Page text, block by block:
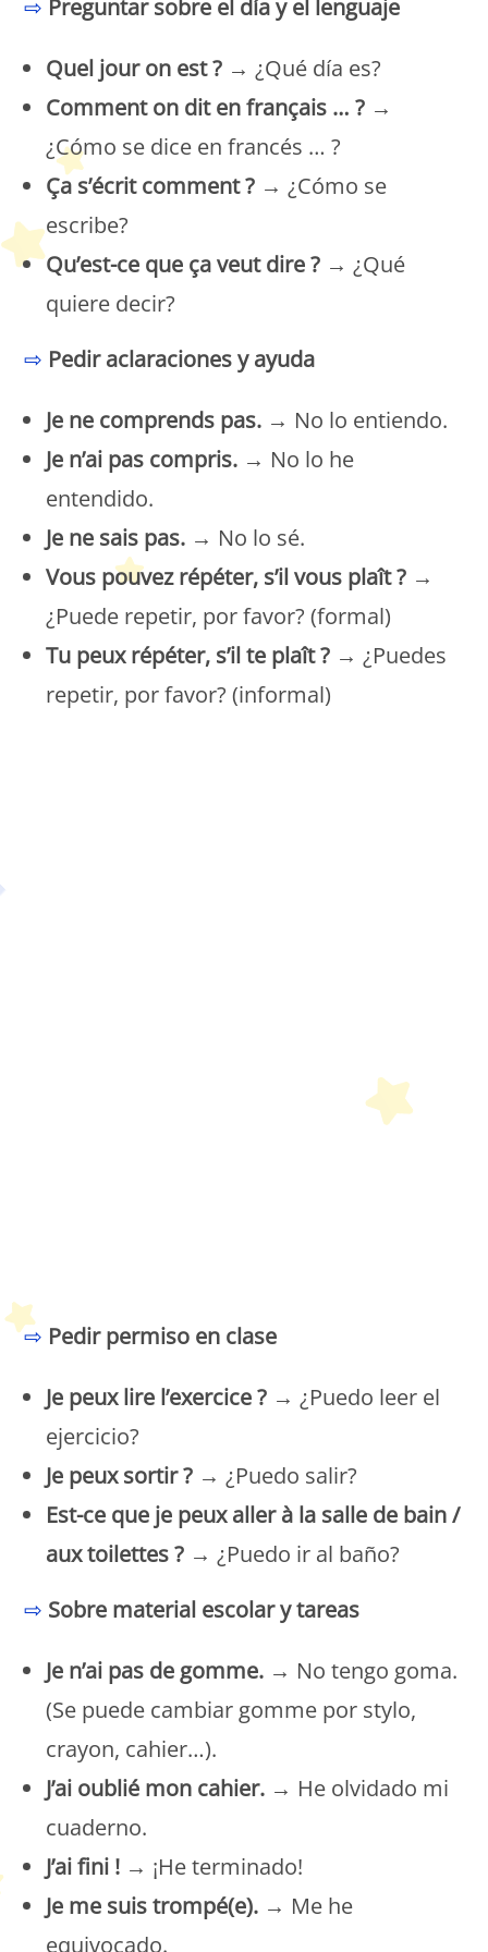
⇨ Preguntar sobre el día y el lenguaje
Quel jour on est ? → ¿Qué día es?
Comment on dit en français … ? →
¿Cómo se dice en francés … ?
Ça s’écrit comment ? → ¿Cómo se
escribe?
Qu’est-ce que ça veut dire ? → ¿Qué
quiere decir?
⇨ Pedir aclaraciones y ayuda
Je ne comprends pas. → No lo entiendo.
Je n’ai pas compris. → No lo he
entendido.
Je ne sais pas. → No lo sé.
Vous pouvez répéter, s’il vous plaît ? →
¿Puede repetir, por favor? (formal)
Tu peux répéter, s’il te plaît ? → ¿Puedes
repetir, por favor? (informal)
⇨ Pedir permiso en clase
Je peux lire l’exercice ? → ¿Puedo leer el
ejercicio?
Je peux sortir ? → ¿Puedo salir?
Est-ce que je peux aller à la salle de bain /
aux toilettes ? → ¿Puedo ir al baño?
⇨ Sobre material escolar y tareas
Je n’ai pas de gomme. → No tengo goma.
(Se puede cambiar gomme por stylo,
crayon, cahier…).
J’ai oublié mon cahier. → He olvidado mi
cuaderno.
J’ai fini ! → ¡He terminado!
Je me suis trompé(e). → Me he
equivocado.